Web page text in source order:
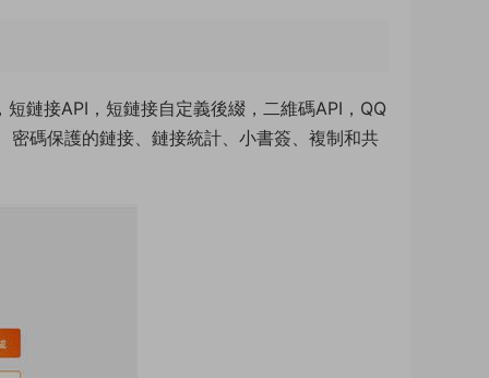
鏈接API，短鏈接自定義後綴，二維碼API，QQ
密碼保護的鏈接、鏈接統計、小書簽、複制和共